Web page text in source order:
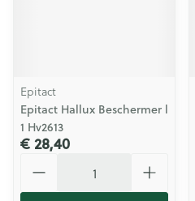
Epitact
Epitact Hallux Beschermer l
1 Hv2613
€ 28,40